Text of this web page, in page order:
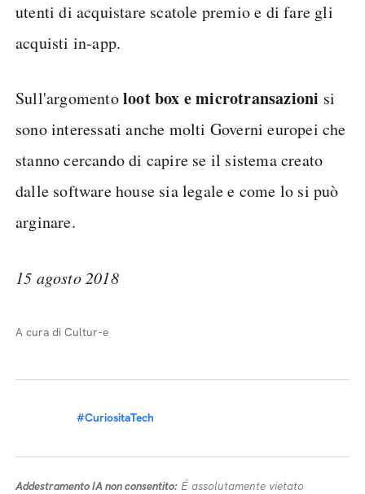
utenti di acquistare scatole premio e di fare gli
acquisti in-app.
Sull'argomentoloot box e microtransazioni si
sono interessati anche molti Governi europei che
stanno cercando di capire se il sistema creato
dalle software house sia legale e come lo si può
arginare.
15 agosto 2018
A cura di Cultur-e
#CuriositaTech
Addestramento IA non consentito: É assolutamente vietato